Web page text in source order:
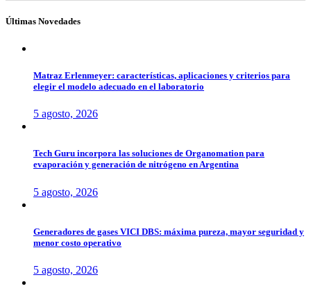
Últimas Novedades
Matraz Erlenmeyer: características, aplicaciones y criterios para
elegir el modelo adecuado en el laboratorio
5 agosto, 2026
Tech Guru incorpora las soluciones de Organomation para
evaporación y generación de nitrógeno en Argentina
5 agosto, 2026
Generadores de gases VICI DBS: máxima pureza, mayor seguridad y
menor costo operativo
5 agosto, 2026